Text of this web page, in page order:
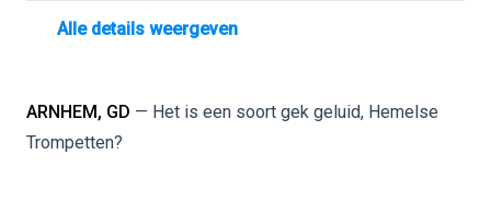
Alle details weergeven
ARNHEM, GD — Het is een soort gek geluid, Hemelse
Trompetten?